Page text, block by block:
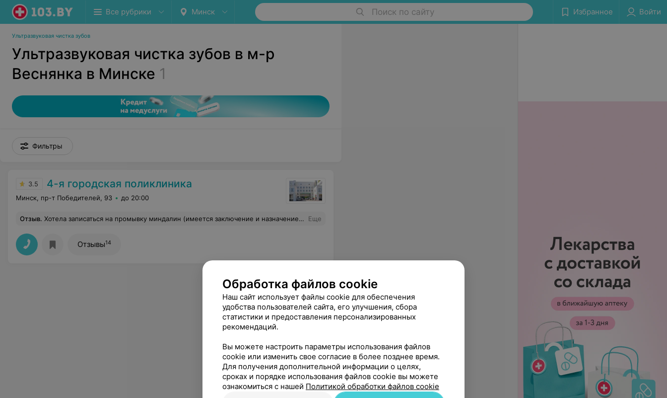
Все рубрики Минск Поиск по сайту Избранное Войти
Ультразвуковая чистка зубов
Ультразвуковая чистка зубов в м-р
Веснянка в Минске 1
Фильтры
3.5 4-я городская поликлиника
Минск, пр-т Победителей, 93 до 20:00
Отзыв. Хотела записаться на промывку миндалин (имеется заключение и назначение врача мед.центра) на что мне ответили, что назначает промывку наш врач на консультации. Я попросила записать меня на консультацию (платную) к врачу, на что мне ответили: "Если вы у нас не обслуживаетесь, то и платную услугу врач не оказывает". Ну что я могу сказать на это - СССР отдыхает.... Еще
Отзывы14
Обработка файлов cookie
Наш сайт использует файлы cookie для обеспечения
удобства пользователей сайта, его улучшения, сбора
статистики и предоставления персонализированных
рекомендаций.
Вы можете настроить параметры использования файлов
cookie или изменить свое согласие в более позднее время.
Для получения дополнительной информации о целях,
сроках и порядке использования файлов cookie вы можете
ознакомиться с нашей Политикой обработки файлов cookie